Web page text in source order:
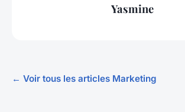
Yasmine
← Voir tous les articles Marketing